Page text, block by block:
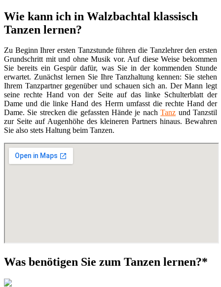
Wie kann ich in Walzbachtal klassisch
Tanzen lernen?
Zu Beginn Ihrer ersten Tanzstunde führen die Tanzlehrer den ersten
Grundschritt mit und ohne Musik vor. Auf diese Weise bekommen
Sie bereits ein Gespür dafür, was Sie in der kommenden Stunde
erwartet. Zunächst lernen Sie Ihre Tanzhaltung kennen: Sie stehen
Ihrem Tanzpartner gegenüber und schauen sich an. Der Mann legt
seine rechte Hand von der Seite auf das linke Schulterblatt der
Dame und die linke Hand des Herrn umfasst die rechte Hand der
Dame. Sie strecken die gefassten Hände je nachTanz und Tanzstil
zur Seite auf Augenhöhe des kleineren Partners hinaus. Bewahren
Sie also stets Haltung beim Tanzen.
Was benötigen Sie zum Tanzen lernen?*